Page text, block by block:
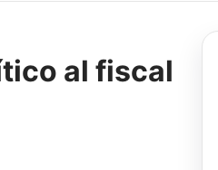
al fiscal